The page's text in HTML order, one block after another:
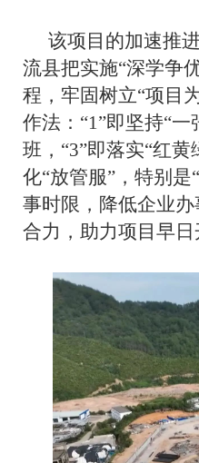
该项目的加速推
流县把实施“深学争
程，牢固树立“项目
作法：“1”即坚持“
班，“3”即落实“红
化“放管服”，特别
事时限，降低企业
合力，助力项目早日